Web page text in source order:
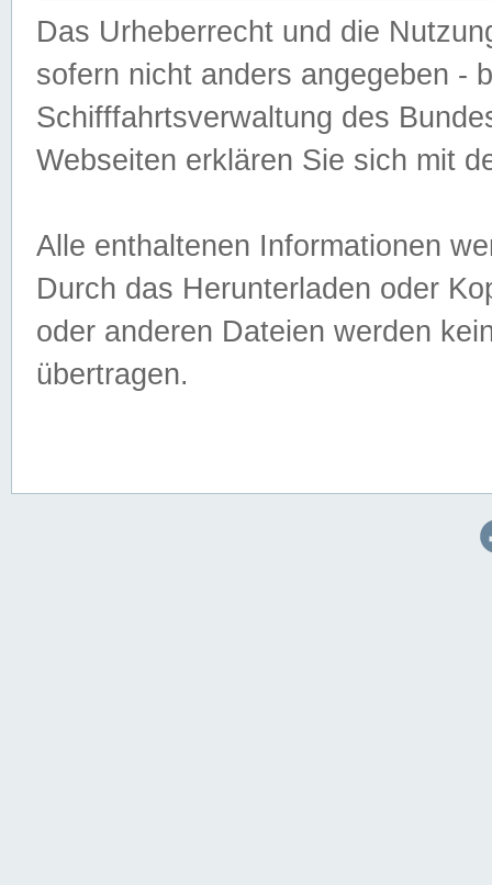
Das Urheberrecht und die
sofern nicht anders angegeben -
Schifffahrtsverwaltung des
Webseiten erklären Sie sich mit
Alle enthaltenen Informationen
Durch das Herunterladen oder
oder anderen Dateien werden
übertragen.